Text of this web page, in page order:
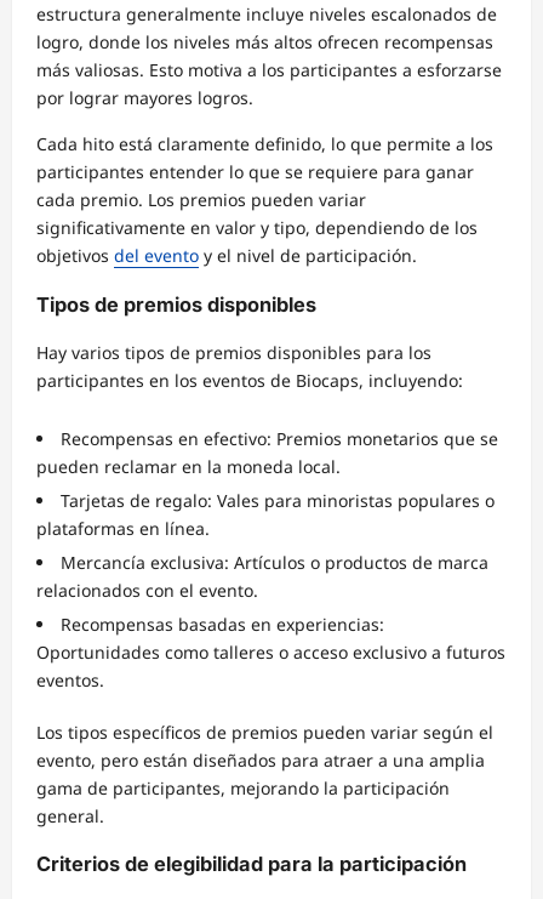
estructura generalmente incluye niveles escalonados de
logro, donde los niveles más altos ofrecen recompensas
más valiosas. Esto motiva a los participantes a esforzarse
por lograr mayores logros.
Cada hito está claramente definido, lo que permite a los
participantes entender lo que se requiere para ganar
cada premio. Los premios pueden variar
significativamente en valor y tipo, dependiendo de los
objetivos del evento y el nivel de participación.
Tipos de premios disponibles
Hay varios tipos de premios disponibles para los
participantes en los eventos de Biocaps, incluyendo:
Recompensas en efectivo: Premios monetarios que se
pueden reclamar en la moneda local.
Tarjetas de regalo: Vales para minoristas populares o
plataformas en línea.
Mercancía exclusiva: Artículos o productos de marca
relacionados con el evento.
Recompensas basadas en experiencias:
Oportunidades como talleres o acceso exclusivo a futuros
eventos.
Los tipos específicos de premios pueden variar según el
evento, pero están diseñados para atraer a una amplia
gama de participantes, mejorando la participación
general.
Criterios de elegibilidad para la participación